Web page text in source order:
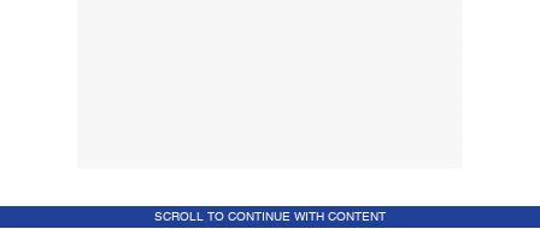
SCROLL TO CONTINUE WITH CONTENT